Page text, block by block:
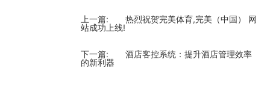
上一篇:
热烈祝贺完美体育,完美（中国） 网
站成功上线!
下一篇:
酒店客控系统：提升酒店管理效率
的新利器